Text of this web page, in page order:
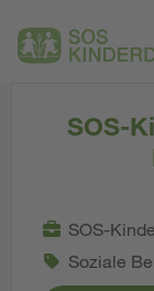
SOS-
SOS-
Soziale